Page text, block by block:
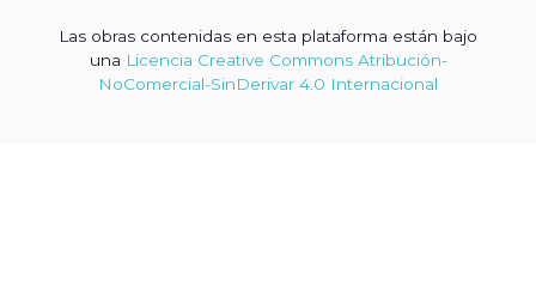
Las obras contenidas en esta plataforma están bajo
una Licencia Creative Commons Atribución-
NoComercial-SinDerivar 4.0 Internacional